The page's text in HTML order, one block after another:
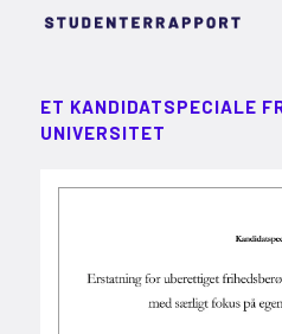
ET KANDIDATSPECIALE
UNIVERSITET